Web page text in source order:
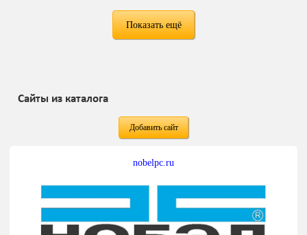
Показать ещё
Сайты из каталога
Добавить сайт
nobelpc.ru